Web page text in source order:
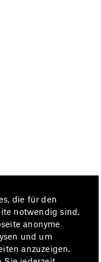
die für den
notwendig sind.
anonyme
und um
anzuzeigen.